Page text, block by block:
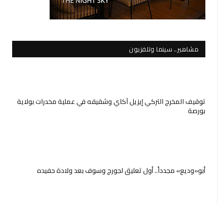
مشاهير.. سينما وتلفزيون
توقيف المخرج التركي إيزيل آكاي وشقيقه في عملية مخدرات بولاية
بورصة
أبو«وديع» مجدداً.. أول تعليق لجورج وسوف بعد ولادة حفيده